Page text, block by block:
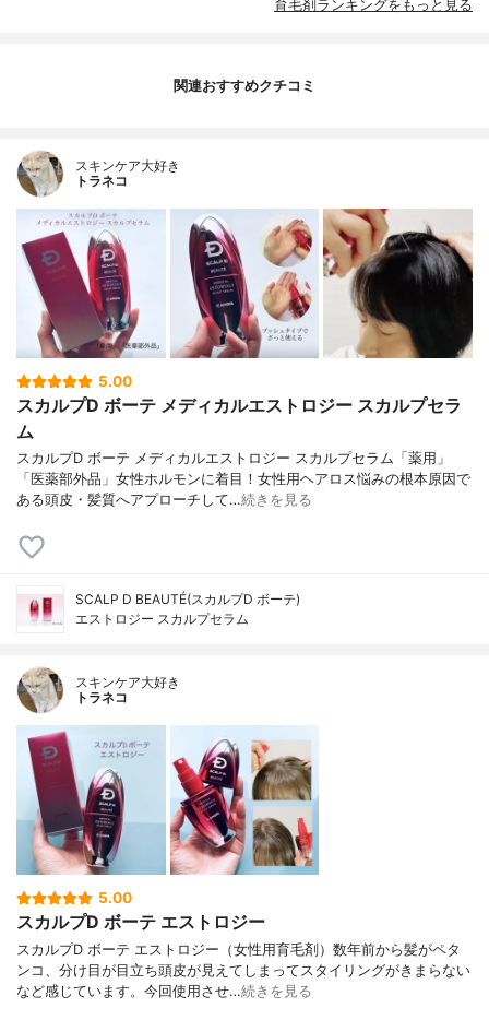
育毛剤ランキングをもっと見る
関連おすすめクチコミ
スキンケア大好き
トラネコ
5.00
スカルプD ボーテ メディカルエストロジー スカルプセラ
ム
スカルプD ボーテ メディカルエストロジー スカルプセラム「薬用」
「医薬部外品」女性ホルモンに着目！女性用ヘアロス悩みの根本原因で
ある頭皮・髪質へアプローチして…続きを見る
SCALP D BEAUTÉ(スカルプD ボーテ)
エストロジー スカルプセラム
スキンケア大好き
トラネコ
5.00
スカルプD ボーテ エストロジー
スカルプD ボーテ エストロジー（女性用育毛剤）数年前から髪がペタ
ンコ、分け目が目立ち頭皮が見えてしまってスタイリングがきまらない
など感じています。今回使用させ…続きを見る